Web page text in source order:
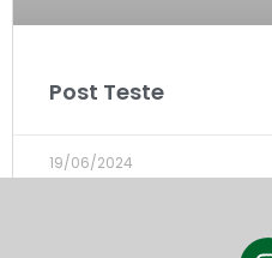
Post Teste
19/06/2024